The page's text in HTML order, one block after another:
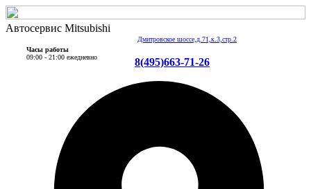
Автосервис Mitsubishi
Дмитровское шоссе,д.71,к.3,стр.2
Часы работы
09:00 - 21:00 ежедневно
8(495)663-71-26